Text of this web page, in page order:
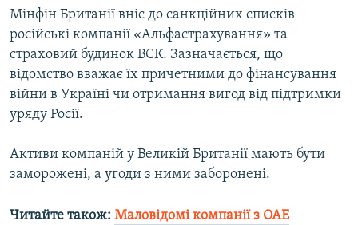
Мінфін Британії вніс до санкційних списків
російські компанії «Альфастрахування» та
страховий будинок ВСК. Зазначається, що
відомство вважає їх причетними до фінансування
війни в Україні чи отримання вигод від підтримки
уряду Росії.
Активи компаній у Великій Британії мають бути
заморожені, а угоди з ними заборонені.
Читайте також: Маловідомі компанії з ОАЕ